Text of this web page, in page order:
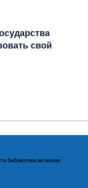
свой
библиотеки активная